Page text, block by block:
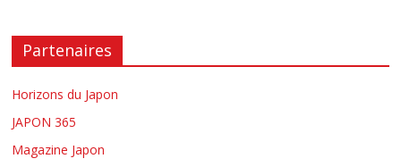
Partenaires
Horizons du Japon
JAPON 365
Magazine Japon